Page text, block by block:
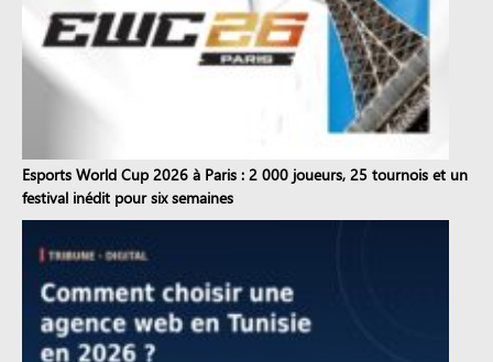
Esports World Cup 2026 à Paris : 2 000 joueurs, 25 tournois et un
festival inédit pour six semaines